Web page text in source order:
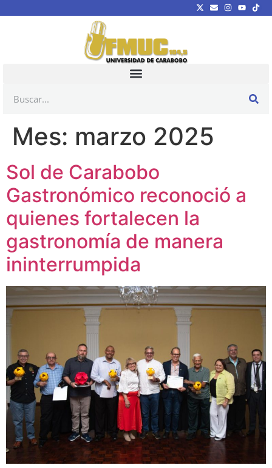
Mes: marzo 2025
Sol de Carabobo
Gastronómico reconoció a
quienes fortalecen la
gastronomía de manera
ininterrumpida